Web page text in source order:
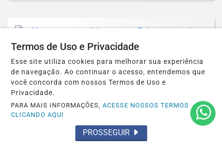
Moraes nega pedido para que Bolsonaro
receba filhos no Dia dos Pais
Saiba Mais
Termos de Uso e Privacidade
Esse site utiliza cookies para melhorar sua experiência
de navegação. Ao continuar o acesso, entendemos que
você concorda com nossos Termos de Uso e
Privacidade.
PARA MAIS INFORMAÇÕES,ACESSE NOSSOS TERMOS
CLICANDO AQUI
PROSSEGUIR